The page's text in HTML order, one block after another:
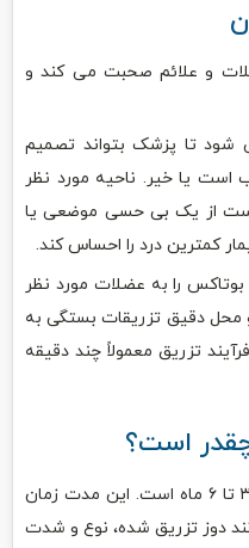
و علائم صحبت می کند و
شود تا پزشک بتواند تصمیم
است یا خیر. ناحیه مورد نظر
از یک بی حسی موضعی یا
کمترین درد را احساس کند.
را به عضلات مورد نظر
محل دقیق تزریقات بستگی به
تزریق معمولاً چند دقیقه
است؟
ماندگاری بوتاکس واژن معمولاً بین ۳ تا ۶ ماه است. این مدت زمان
دوز تزریق شده، نوع و شدت